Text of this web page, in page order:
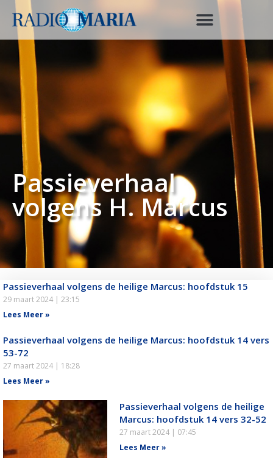
Passieverhaal
volgens H. Marcus
Passieverhaal volgens de heilige Marcus: hoofdstuk 15
29 maart 2024
23:15
Lees Meer »
Passieverhaal volgens de heilige Marcus: hoofdstuk 14 vers
53-72
27 maart 2024
18:28
Lees Meer »
Passieverhaal volgens de heilige
Marcus: hoofdstuk 14 vers 32-52
27 maart 2024
07:45
Lees Meer »